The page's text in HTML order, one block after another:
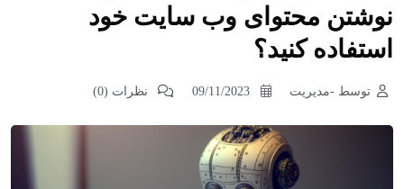
نوشتن محتوای وب سایت خود
استفاده کنید؟
توسط -مدیریت 09/11/2023 نظرات (0)